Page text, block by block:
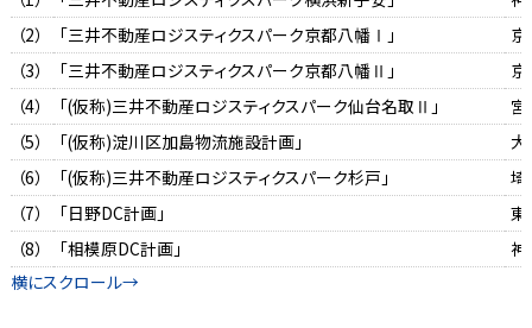
（2）
「三井不動産ロジスティクスパーク京都八幡Ⅰ」
（3）
「三井不動産ロジスティクスパーク京都八幡Ⅱ」
（4）
「(仮称)三井不動産ロジスティクスパーク仙台名取Ⅱ」
（5）
「(仮称)淀川区加島物流施設計画」
大
（6）
「(仮称)三井不動産ロジスティクスパーク杉戸」
埼
（7）
「日野DC計画」
東
（8）
「相模原DC計画」 神